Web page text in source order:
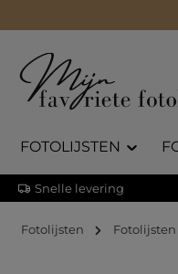
FOTOLIJSTEN
Snelle levering
Fotolijsten